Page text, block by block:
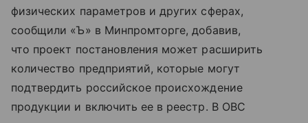
физических параметров и других сферах,
сообщили «Ъ» в Минпромторге, добавив,
что проект постановления может расширить
количество предприятий, которые могут
подтвердить российское происхождение
продукции и включить ее в реестр. В ОВС